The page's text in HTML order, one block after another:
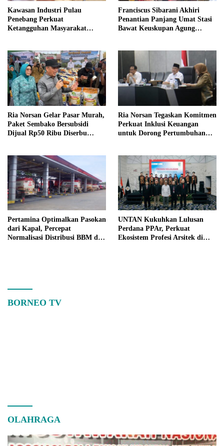
Kawasan Industri Pulau
Penebang Perkuat
Ketangguhan Masyarakat
Franciscus Sibarani Akhiri
Penantian Panjang Umat Stasi
Bawat Keuskupan Agung
Ria Norsan Gelar Pasar Murah,
Paket Sembako Bersubsidi
Dijual Rp50 Ribu Diserbu
Ria Norsan Tegaskan Komitmen
Perkuat Inklusi Keuangan
untuk Dorong Pertumbuhan
Pertamina Optimalkan Pasokan
dari Kapal, Percepat
Normalisasi Distribusi BBM di
UNTAN Kukuhkan Lulusan
Perdana PPAr, Perkuat
Ekosistem Profesi Arsitek di
BORNEO TV
OLAHRAGA